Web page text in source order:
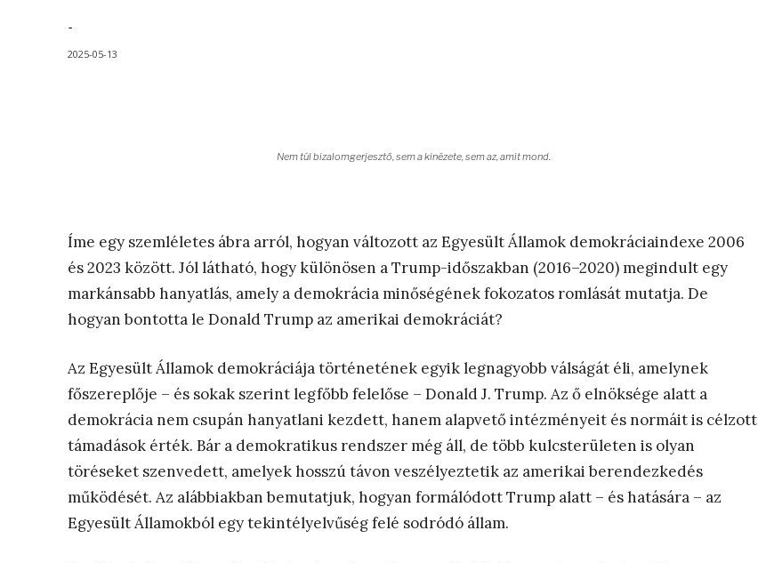
-
2025-05-13
Nem túl bizalomgerjesztő, sem a kinézete, sem az, amit mond.
Íme egy szemléletes ábra arról, hogyan változott az Egyesült Államok demokráciaindexe 2006
és 2023 között. Jól látható, hogy különösen a Trump-időszakban (2016–2020) megindult egy
markánsabb hanyatlás, amely a demokrácia minőségének fokozatos romlását mutatja. De
hogyan bontotta le Donald Trump az amerikai demokráciát?
Az Egyesült Államok demokráciája történetének egyik legnagyobb válságát éli, amelynek
főszereplője – és sokak szerint legfőbb felelőse – Donald J. Trump. Az ő elnöksége alatt a
demokrácia nem csupán hanyatlani kezdett, hanem alapvető intézményeit és normáit is célzott
támadások érték. Bár a demokratikus rendszer még áll, de több kulcsterületen is olyan
töréseket szenvedett, amelyek hosszú távon veszélyeztetik az amerikai berendezkedés
működését. Az alábbiakban bemutatjuk, hogyan formálódott Trump alatt – és hatására – az
Egyesült Államokból egy tekintélyelvűség felé sodródó állam.